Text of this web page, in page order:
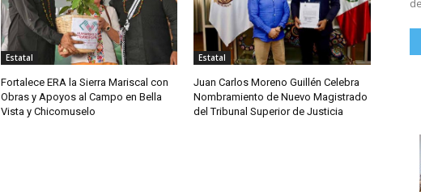
Estatal
Fortalece ERA la Sierra Mariscal con
Obras y Apoyos al Campo en Bella
Vista y Chicomuselo
Estatal
Juan Carlos Moreno Guillén Celebra
Nombramiento de Nuevo Magistrado
del Tribunal Superior de Justicia